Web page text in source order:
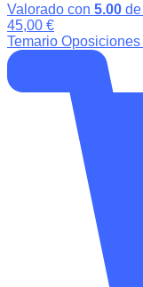
Valorado con 5.00
45,00 €
Temario